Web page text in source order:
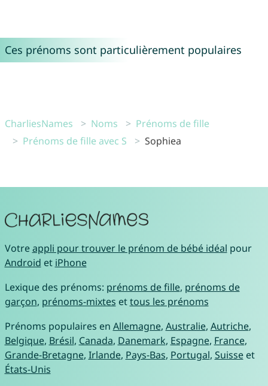
Ces prénoms sont particulièrement populaires
CharliesNames Noms
Prénoms de fille
Prénoms de fille avec S
Sophiea
Votreappli pour trouver le prénom de bébé idéal pour
Android et iPhone
Lexique des prénoms: prénoms de fille, prénoms de
garçon, prénoms-mixtes ettous les prénoms
Prénoms populaires en Allemagne, Australie, Autriche,
Belgique, Brésil, Canada, Danemark, Espagne, France,
Grande-Bretagne, Irlande, Pays-Bas, Portugal, Suisseet
États-Unis